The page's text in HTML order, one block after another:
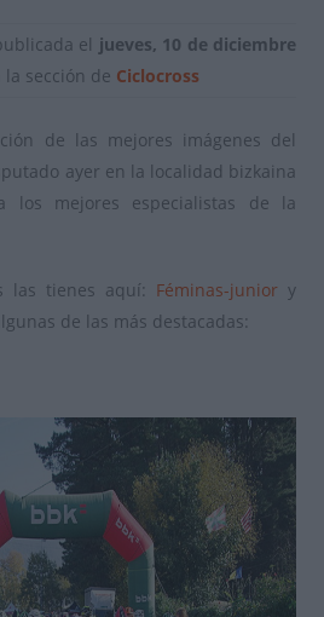
el jueves, 10 de diciembre
la sección de Ciclocross
de las mejores imágenes del
ayer en la localidad bizkaina
los mejores especialistas de la
las tienes aquí: Féminas-junior y
de las más destacadas: